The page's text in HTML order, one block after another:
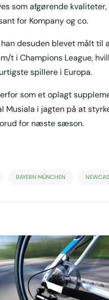
som afgørende kvaliteter,
for Kompany og co.
desuden blevet målt til
t i Champions League,
spillere i Europa.
som et oplagt
Musiala i jagten på at
for næste sæson.
BAYERN MÜNCHEN